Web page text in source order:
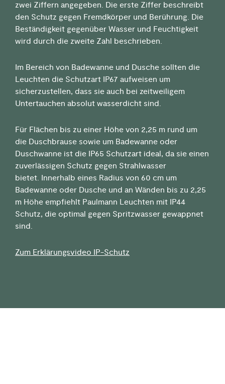
zwei Ziffern angegeben. Die erste Ziffer beschreibt
den Schutz gegen Fremdkörper und Berührung. Die
Beständigkeit gegenüber Wasser und Feuchtigkeit
wird durch die zweite Zahl beschrieben.
Im Bereich von Badewanne und Dusche sollten die
Leuchten die Schutzart IP67 aufweisen um
sicherzustellen, dass sie auch bei zeitweiligem
Untertauchen absolut wasserdicht sind.
Für Flächen bis zu einer Höhe von 2,25 m rund um
die Duschbrause sowie um Badewanne oder
Duschwanne ist die IP65 Schutzart ideal, da sie einen
zuverlässigen Schutz gegen Strahlwasser
bietet. Innerhalb eines Radius von 60 cm um
Badewanne oder Dusche und an Wänden bis zu 2,25
m Höhe empfiehlt Paulmann Leuchten mit IP44
Schutz, die optimal gegen Spritzwasser gewappnet
sind.
Zum Erklärungsvideo IP-Schutz